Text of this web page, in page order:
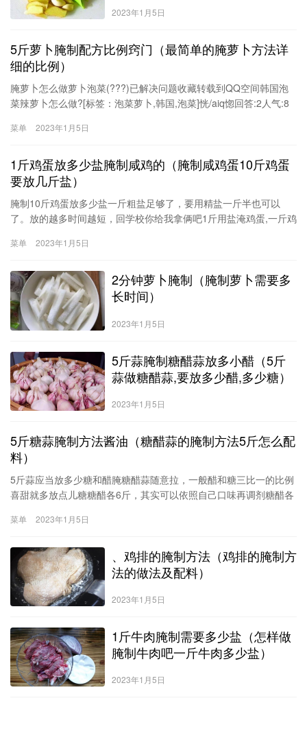
2023年1月5日
5斤萝卜腌制配方比例窍门（最简单的腌萝卜方法详
细的比例）
腌萝卜怎么做萝卜泡菜(???)已解决问题收藏转载到QQ空间韩国泡
菜辣萝卜怎么做?[标签：泡菜萝卜,韩国,泡菜]恍/aiq惚回答:2人气:8
萝卜；≮美食调料≯醋精、糖、盐、干红辣椒；≮美食做法≯1.将萝卜
菜单 2023年1月5日
1斤鸡蛋放多少盐腌制咸鸡的（腌制咸鸡蛋10斤鸡蛋
要放几斤盐）
腌制10斤鸡蛋放多少盐一斤粗盐足够了，要用精盐一斤半也可以
了。放的越多时间越短，回学校你给我拿俩吧1斤用盐淹鸡蛋,一斤鸡
皮1克、花椒1克、白酒20克。二、方法/步骤1、准备材料2、锅中加
沾白酒5、倒入高汤6、盖上
菜单 2023年1月5日
2分钟萝卜腌制（腌制萝卜需要多
长时间）
2023年1月5日
5斤蒜腌制糖醋蒜放多小醋（5斤
蒜做糖醋蒜,要放多少醋,多少糖）
2023年1月5日
5斤糖蒜腌制方法酱油（糖醋蒜的腌制方法5斤怎么配
料）
5斤蒜应当放多少糖和醋腌糖醋蒜随意拉，一般醋和糖三比一的比例
喜甜就多放点儿糖糖醋各6斤，其实可以依照自己口味再调剂糖醋各
斤，蒜瓣五斤，花生米五斤在一起怎么腌制糖醋蒜的制
菜单 2023年1月5日
、鸡排的腌制方法（鸡排的腌制方
法的做法及配料）
2023年1月5日
1斤牛肉腌制需要多少盐（怎样做
腌制牛肉吧一斤牛肉多少盐）
2023年1月5日